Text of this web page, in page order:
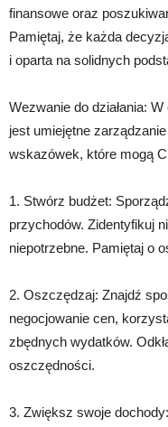
finansowe oraz
Pamiętaj, że każda
i oparta na solidnych
Wezwanie do działania:
jest umiejętne
wskazówek, które mogą
1. Stwórz budżet:
przychodów. Zidentyfikuj
niepotrzebne. Pamiętaj o
2. Oszczędzaj: Znajdź
negocjowanie cen,
zbędnych wydatków.
oszczędności.
3. Zwiększ swoje